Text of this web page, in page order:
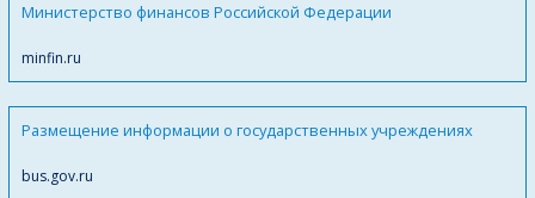
Министерство финансов Российской Федерации
minfin.ru
Размещение информации о государственных учреждениях
bus.gov.ru